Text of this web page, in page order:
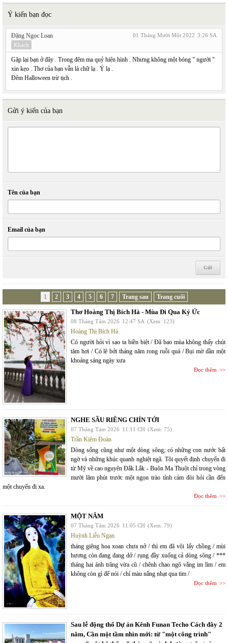
Ý kiến bạn đọc
01 Tháng Mười Một 2022 3:26 SA
Đặng Ngọc Loan
Khách
Gặp lại bạn ở đây . Trong đêm ma quỷ hiện hình . Nhưng không một bóng " người "
xin kẹo . Thơ của bạn vẫn là chữ lạ . Ý lạ .
Đêm Halloween trừ tịch .
Gửi ý kiến của bạn
Tên của bạn
Email của bạn
1 2 3 4 5 6 7 Trang sau Trang cuối
Thơ Hoàng Thị Bích Hà - Mùa Đi Qua Ký Ức
08 Tháng Tám 2026 12:47 SA (Xem: 123)
Hoàng Thị Bích Hà
Có người hỏi vì sao ta biền biệt / Đã bao mùa không thấy chút
tăm hơi / Có lẽ bởi tháng năm rong ruỗi quá / Bụi mờ dần một
khoảng sáng ngày xưa
Đọc thêm
NGHE SẦU RIÊNG CHÍN TỚI
07 Tháng Tám 2026 11:11 CH (Xem: 75)
Trần Kiêm Đoàn
Dòng sống cũng như một dòng sông; có những con nước bất
ngờ và những khúc quanh nghiệt ngã. Tôi quyết định chuyến đi
từ Mỹ về cao nguyên Đắk Lắk - Buôn Ma Thuột chỉ trong vòng
mười lăm phút trước một ngọn trào tỉnh cảm đòi hỏi cần đến
một chuyến đi xa.
Đọc thêm
MỘT NĂM
07 Tháng Tám 2026 11:05 CH (Xem: 79)
Huỳnh Liễu Ngạn
tháng giêng hoa xoan chưa nở / thì em đã vội lấy chồng / mùi
hương còn đang dang dở / rụng đầy xuống cả dòng sông / ***
tháng hai ánh trăng vừa cũ / chênh chao ngõ vắng im lìm / em
không còn gì để nói / chỉ màu nắng nhạt qua tim /
Đọc thêm
Sau lễ động thổ Dự án Kênh Funan Techo Cách đây 2
năm, Cần một tầm nhìn mới: từ "một công trình"